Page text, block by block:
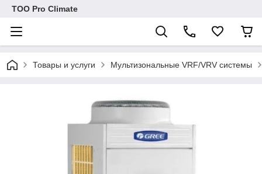
ТОО Pro Climate
Товары и услуги Мультизональные VRF/VRV системы